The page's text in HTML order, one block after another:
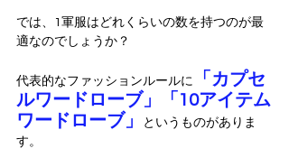
では、1軍服はどれくらいの数を持つのが最
適なのでしょうか？
代表的なファッションルールに
「カプセ
ルワードローブ」「10アイテム
ワードローブ」
というものがありま
す。